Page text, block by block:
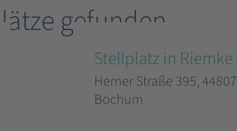
gefunden
Stellplatz in Riemke
Herner Straße 395, 44807
Bochum